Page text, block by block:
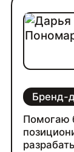
Бренд-
Помогаю